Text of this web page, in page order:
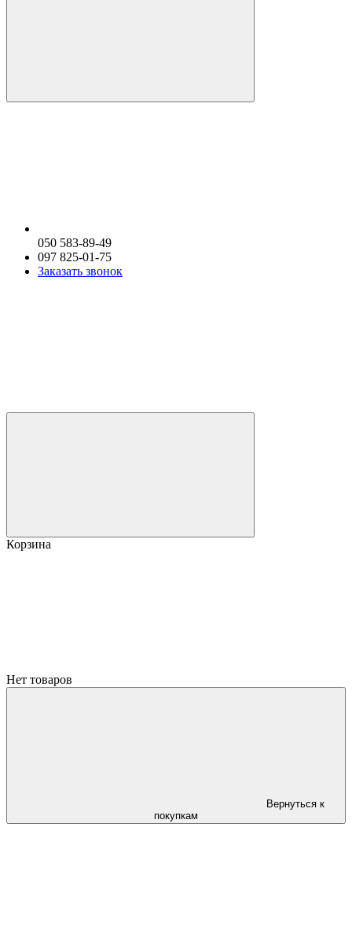
050 583-89-49
097 825-01-75
Заказать звонок
Корзина
Нет товаров
Вернуться к
покупкам